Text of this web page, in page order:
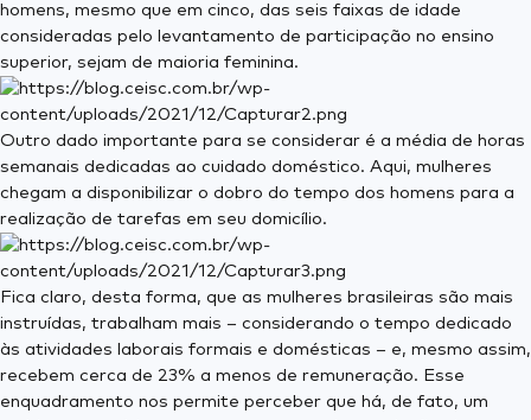
homens, mesmo que em cinco, das seis faixas de idade
consideradas pelo levantamento de participação no ensino
superior, sejam de maioria feminina.
Outro dado importante para se considerar é a média de horas
semanais dedicadas ao cuidado doméstico. Aqui, mulheres
chegam a disponibilizar o dobro do tempo dos homens para a
realização de tarefas em seu domicílio.
Fica claro, desta forma, que as mulheres brasileiras são mais
instruídas, trabalham mais – considerando o tempo dedicado
às atividades laborais formais e domésticas – e, mesmo assim,
recebem cerca de 23% a menos de remuneração. Esse
enquadramento nos permite perceber que há, de fato, um